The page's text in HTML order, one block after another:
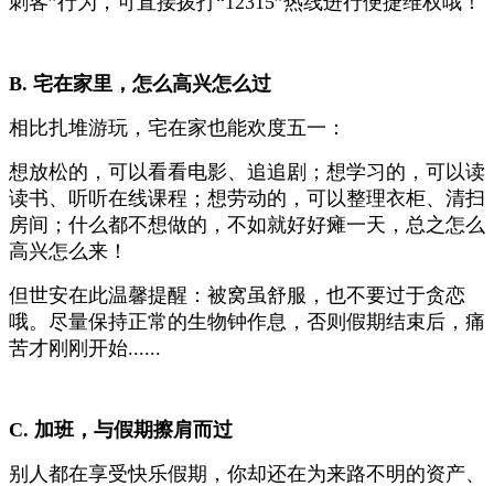
B. 宅在家里，怎么高兴怎么过
相比扎堆游玩，宅在家也能欢度五一：
想放松的，可以看看电影、追追剧；想学习的，可以读
读书、听听在线课程；想劳动的，可以整理衣柜、清扫
房间；什么都不想做的，不如就好好瘫一天，总之怎么
高兴怎么来！
但世安在此温馨提醒：被窝虽舒服，也不要过于贪恋
哦。尽量保持正常的生物钟作息，否则假期结束后，痛
苦才刚刚开始......
C. 加班，与假期擦肩而过
别人都在享受快乐假期，你却还在为来路不明的资产、